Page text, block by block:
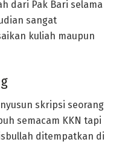
dari Pak Bari selama
sangat
kuliah maupun
skripsi seorang
semacam KKN tapi
ditempatkan di